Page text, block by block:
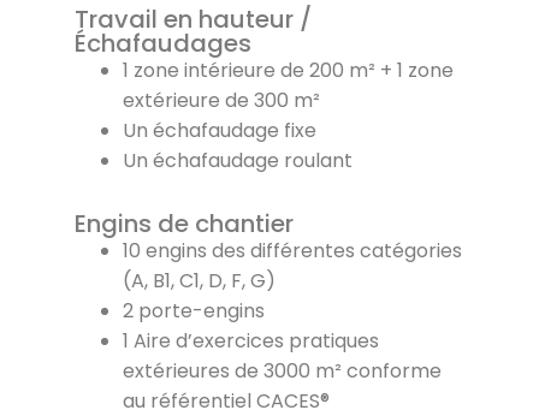
Travail en hauteur /
Échafaudages
1 zone intérieure de 200 m² + 1 zone
extérieure de 300 m²
Un échafaudage fixe
Un échafaudage roulant
Engins de chantier
10 engins des différentes catégories
(A, B1, C1, D, F, G)
2 porte-engins
1 Aire d’exercices pratiques
extérieures de 3000 m² conforme
au référentiel CACES®